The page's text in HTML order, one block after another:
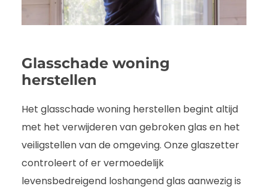
Glasschade woning
herstellen
Het glasschade woning herstellen begint altijd
met het verwijderen van gebroken glas en het
veiligstellen van de omgeving. Onze glaszetter
controleert of er vermoedelijk
levensbedreigend loshangend glas aanwezig is